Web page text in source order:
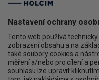
Silka
Xella
Kontakt
Ochrana osobních údajů